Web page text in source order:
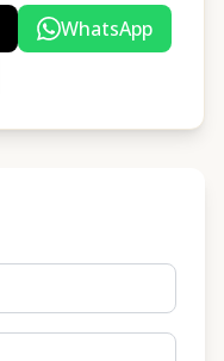
WhatsApp